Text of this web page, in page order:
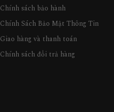
Chính sách bảo hành
Chính Sách Bảo Mật Thông Tin
Giao hàng và thanh toán
Chính sách đổi trả hàng